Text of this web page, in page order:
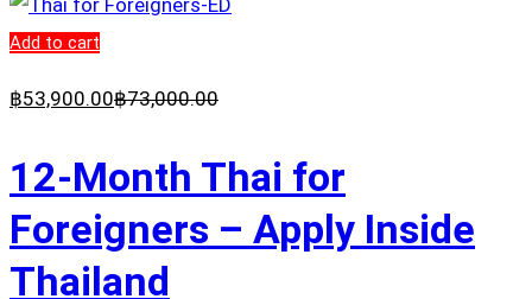
Add to cart
฿53,900.00฿73,000.00
12-Month Thai for
Foreigners – Apply Inside
Thailand